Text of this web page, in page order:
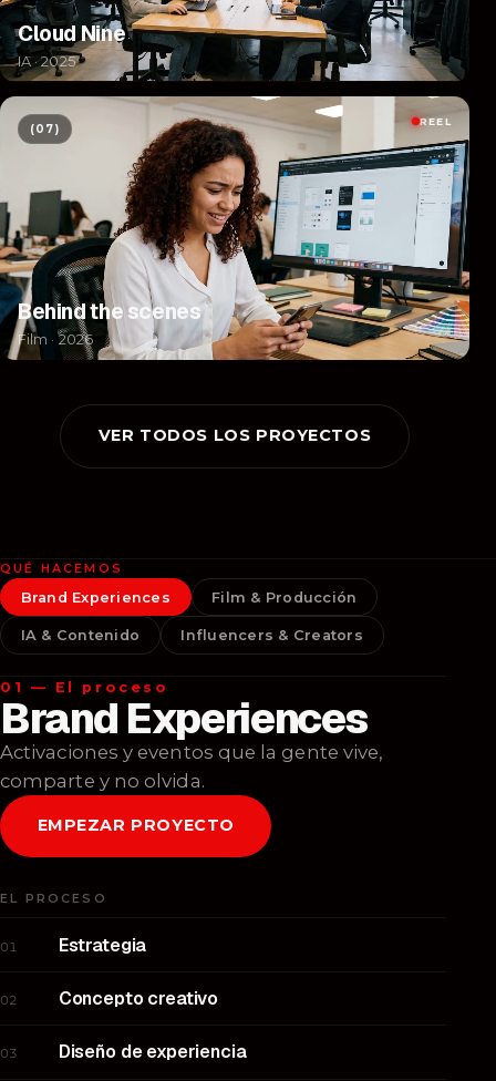
Cloud Nine
IA · 2025
REEL
(07)
Behind the scenes
Film · 2026
VER TODOS LOS PROYECTOS
QUÉ HACEMOS
Brand Experiences Film & Producción
IA & Contenido Influencers & Creators
01 — El proceso
Brand Experiences
Activaciones y eventos que la gente vive,
comparte y no olvida.
EMPEZAR PROYECTO
EL PROCESO
01 Estrategia
02 Concepto creativo
03 Diseño de experiencia